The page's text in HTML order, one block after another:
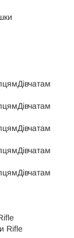
Дівчатам
Дівчатам
Дівчатам
Дівчатам
Дівчатам
Rifle